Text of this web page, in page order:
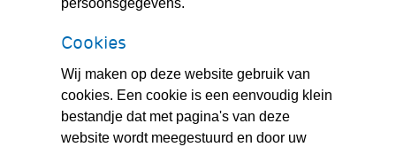
Cookies
Wij maken op deze website gebruik van
cookies. Een cookie is een eenvoudig klein
bestandje dat met pagina's van deze
website wordt meegestuurd en door uw